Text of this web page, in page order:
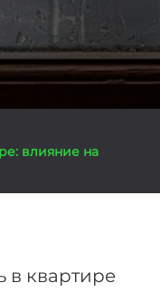
влияние на
квартире